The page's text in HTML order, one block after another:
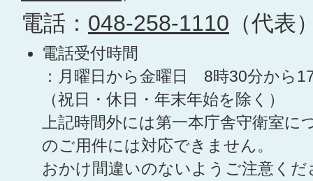
電話： 048-258-1110 （代表
電話受付時間
：月曜日から金曜日 8時30分から
（祝日・休日・年末年始を除く）
上記時間外には第一本庁舎守衛室に
のご用件には対応できません。
おかけ間違いのないようご注意くだ